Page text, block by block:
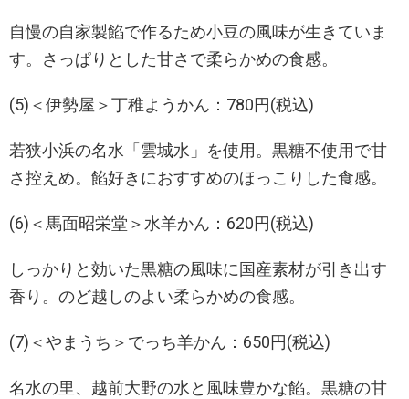
自慢の自家製餡で作るため小豆の風味が生きていま
す。さっぱりとした甘さで柔らかめの食感。
(5)＜伊勢屋＞丁稚ようかん：780円(税込)
若狭小浜の名水「雲城水」を使用。黒糖不使用で甘
さ控えめ。餡好きにおすすめのほっこりした食感。
(6)＜馬面昭栄堂＞水羊かん：620円(税込)
しっかりと効いた黒糖の風味に国産素材が引き出す
香り。のど越しのよい柔らかめの食感。
(7)＜やまうち＞でっち羊かん：650円(税込)
名水の里、越前大野の水と風味豊かな餡。黒糖の甘